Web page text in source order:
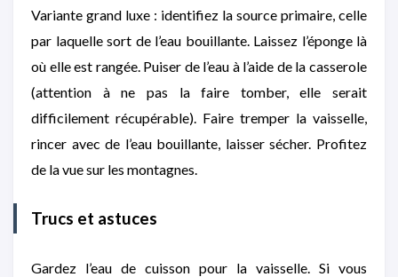
Variante grand luxe : identifiez la source primaire, celle
par laquelle sort de l’eau bouillante. Laissez l’éponge là
où elle est rangée. Puiser de l’eau à l’aide de la casserole
(attention à ne pas la faire tomber, elle serait
difficilement récupérable). Faire tremper la vaisselle,
rincer avec de l’eau bouillante, laisser sécher. Profitez
de la vue sur les montagnes.
Trucs et astuces
Gardez l’eau de cuisson pour la vaisselle. Si vous